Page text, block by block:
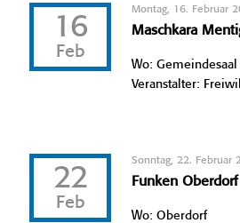
16
Feb
Montag, 16. Februar
Maschkara
Wo: Gemeindesaal
Veranstalter:
22
Feb
Sonntag, 22. Februar
Funken Oberdorf
Wo: Oberdorf